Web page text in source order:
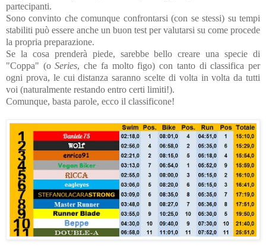
partecipanti.
Sono convinto che comunque confrontarsi (con se stessi) su tempi
stabiliti può essere anche un buon test per valutarsi su come procede
la propria preparazione.
Se la cosa prenderà piede, sarebbe bello creare una specie di
"Coppa" (oSeries, che fa molto figo) con tanto di classifica per
ogni prova, le cui distanza saranno scelte di volta in volta da tutti
voi (naturalmente restando entro certi limiti!).
Comunque, basta parole, ecco il classificone!